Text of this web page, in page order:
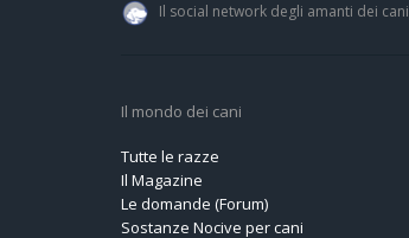
Il social network degli amanti dei cani
Il mondo dei cani
Tutte le razze
Il Magazine
Le domande (Forum)
Sostanze Nocive per cani